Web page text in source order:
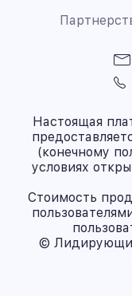
Настоящая
(конечному
условиях
Стоимость
©